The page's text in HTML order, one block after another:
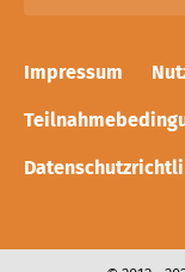
Impressum